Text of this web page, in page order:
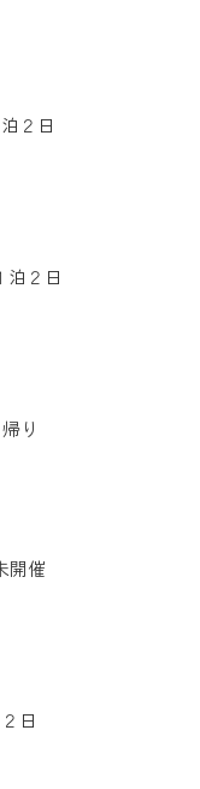
２日
２日
帰り
開催
日